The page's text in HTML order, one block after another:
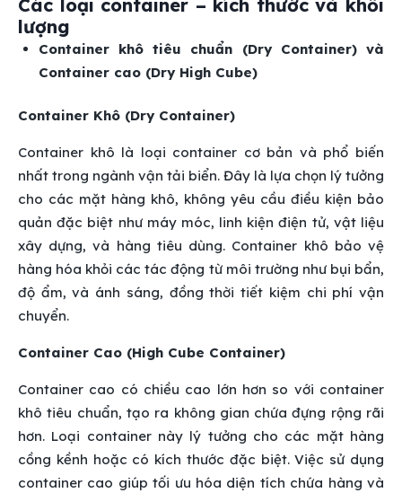
Các loại container – kích thước và khối
lượng
Container khô tiêu chuẩn (Dry Container) và
Container cao (Dry High Cube)
Container Khô (Dry Container)
Container khô là loại container cơ bản và phổ biến
nhất trong ngành vận tải biển. Đây là lựa chọn lý tưởng
cho các mặt hàng khô, không yêu cầu điều kiện bảo
quản đặc biệt như máy móc, linh kiện điện tử, vật liệu
xây dựng, và hàng tiêu dùng. Container khô bảo vệ
hàng hóa khỏi các tác động từ môi trường như bụi bẩn,
độ ẩm, và ánh sáng, đồng thời tiết kiệm chi phí vận
chuyển.
Container Cao (High Cube Container)
Container cao có chiều cao lớn hơn so với container
khô tiêu chuẩn, tạo ra không gian chứa đựng rộng rãi
hơn. Loại container này lý tưởng cho các mặt hàng
cồng kềnh hoặc có kích thước đặc biệt. Việc sử dụng
container cao giúp tối ưu hóa diện tích chứa hàng và